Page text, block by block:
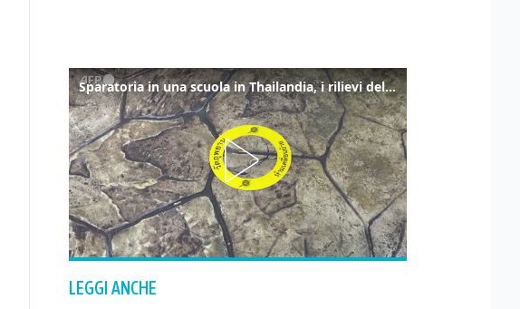
Sparatoria in una scuola in Thailandia, i rilievi della polizia
LEGGI ANCHE